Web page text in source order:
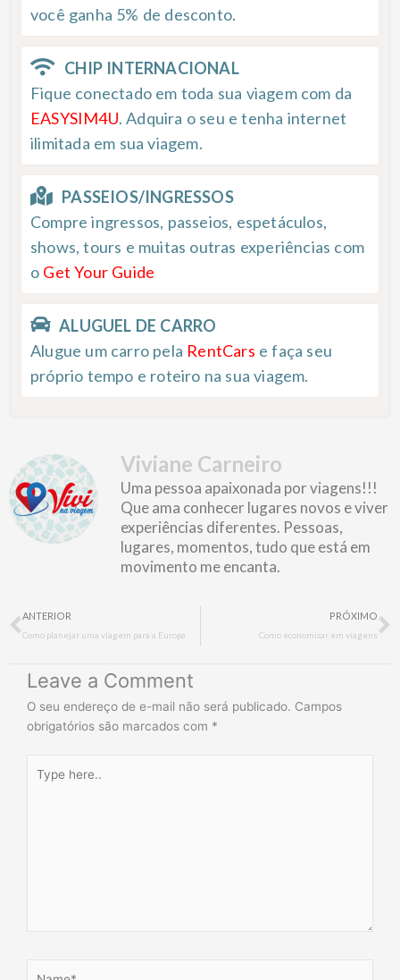
você ganha 5% de desconto.
CHIP INTERNACIONAL
Fique conectado em toda sua viagem com da
EASYSIM4U. Adquira o seu e tenha internet
ilimitada em sua viagem.
PASSEIOS/INGRESSOS
Compre ingressos, passeios, espetáculos,
shows, tours e muitas outras experiências com
o Get Your Guide
ALUGUEL DE CARRO
Alugue um carro pela RentCars e faça seu
próprio tempo e roteiro na sua viagem.
Viviane Carneiro
Uma pessoa apaixonada por viagens!!!
Que ama conhecer lugares novos e viver
experiências diferentes. Pessoas,
lugares, momentos, tudo que está em
movimento me encanta.
Prev
ANTERIOR
Como planejar uma viagem para a Europa
PRÓXIMO
Como economizar em viagens
Leave a Comment
O seu endereço de e-mail não será publicado. Campos
obrigatórios são marcados com *
here..